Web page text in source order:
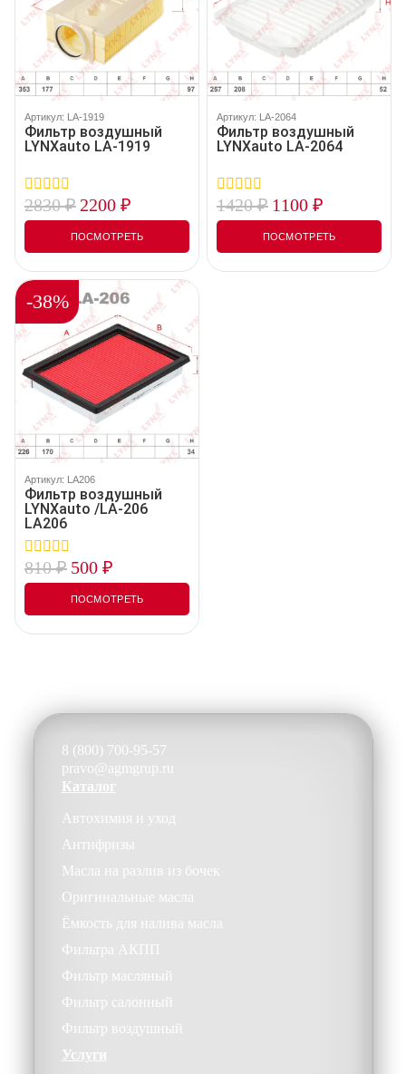
Артикул: LA-1919
Фильтр воздушный
LYNXauto LA-1919
0
out
5
2830₽2200 ₽
ПОСМОТРЕТЬ
Артикул: LA-2064
Фильтр воздушный
LYNXauto LA-2064
0
out
5
1420₽ 1100 ₽
ПОСМОТРЕТЬ
-38%
Артикул: LA206
Фильтр воздушный
LYNXauto /LA-206
LA206
0
out
5
810₽ 500 ₽
ПОСМОТРЕТЬ
8 (800) 700-95-57
pravo@agmgrup.ru
Каталог
Автохимия и уход
Антифризы
Масла на разлив из бочек
Оригинальные масла
Ёмкость для налива масла
Фильтра АКПП
Фильтр масляный
Фильтр салонный
Фильтр воздушный
Услуги